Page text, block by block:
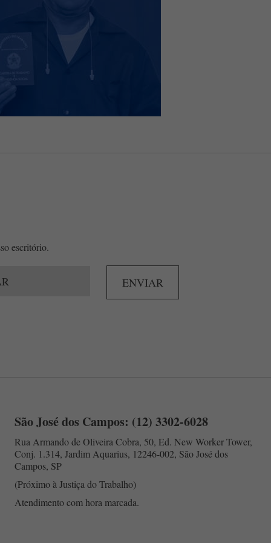
escritório.
ENVIAR
São José dos Campos: (12) 3302-6028
Rua Armando de Oliveira Cobra, 50, Ed. New Worker Tower,
Conj. 1.314, Jardim Aquarius, 12246-002, São José dos
Campos, SP
(Próximo à Justiça do Trabalho)
Atendimento com hora marcada.